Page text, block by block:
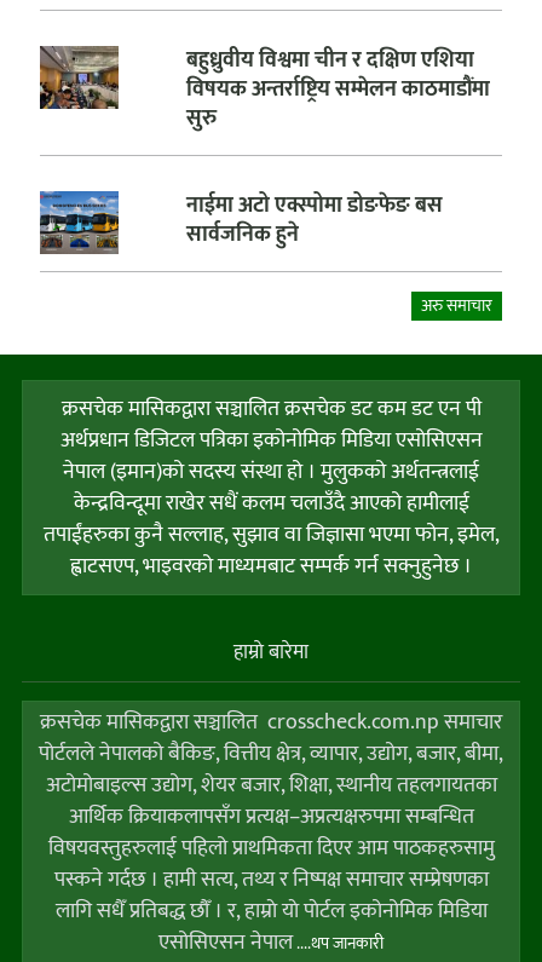
बहुध्रुवीय विश्वमा चीन र दक्षिण एशिया
विषयक अन्तर्राष्ट्रिय सम्मेलन काठमाडौंमा
सुरु
नाईमा अटो एक्स्पोमा डोङफेङ बस
सार्वजनिक हुने
अरु समाचार
क्रसचेक मासिकद्वारा सञ्चालित क्रसचेक डट कम डट एन पी
अर्थप्रधान डिजिटल पत्रिका इकोनोमिक मिडिया एसोसिएसन
नेपाल (इमान)को सदस्य संस्था हो । मुलुकको अर्थतन्त्रलाई
केन्द्रविन्दूमा राखेर सधैं कलम चलाउँदै आएको हामीलाई
तपाईंहरुका कुनै सल्लाह, सुझाव वा जिज्ञासा भएमा फोन, इमेल,
ह्वाटसएप, भाइवरको माध्यमबाट सम्पर्क गर्न सक्नुहुनेछ ।
हाम्राे बारेमा
क्रसचेक मासिकद्वारा सञ्चालित crosscheck.com.np समाचार
पोर्टलले नेपालको बैकिङ, वित्तीय क्षेत्र, व्यापार, उद्योग, बजार, बीमा,
अटोमोबाइल्स उद्योग, शेयर बजार, शिक्षा, स्थानीय तहलगायतका
आर्थिक क्रियाकलापसँग प्रत्यक्ष–अप्रत्यक्षरुपमा सम्बन्धित
विषयवस्तुहरुलाई पहिलो प्राथमिकता दिएर आम पाठकहरुसामु
पस्कने गर्दछ । हामी सत्य, तथ्य र निष्पक्ष समाचार सम्प्रेषणका
लागि सधैँ प्रतिबद्ध छौँ । र, हाम्राे याे पाेर्टल इकोनोमिक मिडिया
एसोसिएसन नेपाल....थप जानकारी